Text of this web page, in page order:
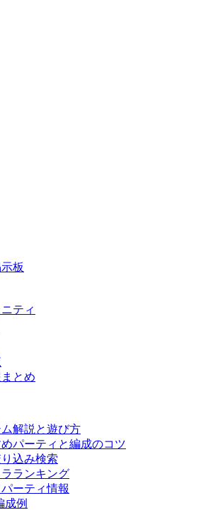
板
ティ
とめ
解説と遊び方
パーティと編成のコツ
込み検索
ランキング
ーティ情報
成例